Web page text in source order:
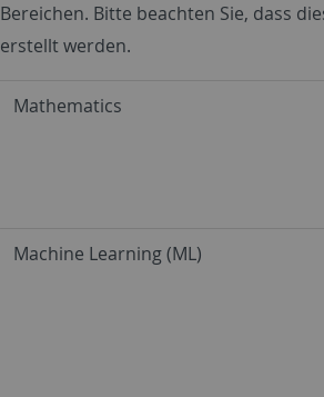
Bereichen. Bitte beachten Sie, dass
erstellt werden.
Mathematics
Machine Learning (ML)